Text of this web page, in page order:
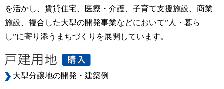
を活かし、 賃貸住宅、医療・介護、子育て支援施設、商業
施設、複合した大型の開発事業などにおいて”人・暮ら
し”に寄り添うまちづくりを展開しています。
大型分譲地の開発・建築例